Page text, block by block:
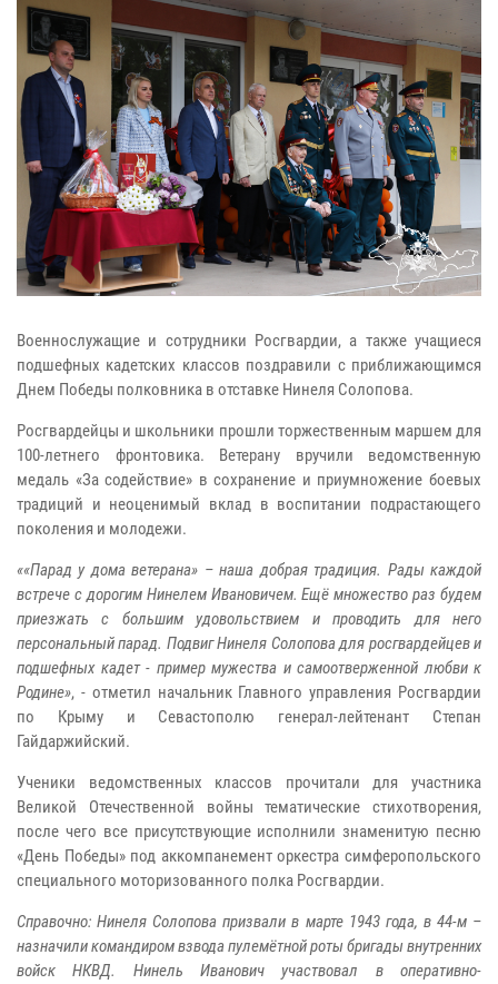
Военнослужащие и сотрудники Росгвардии, а также учащиеся
подшефных кадетских классов поздравили с приближающимся
Днем Победы полковника в отставке Нинеля Солопова.
Росгвардейцы и школьники прошли торжественным маршем для
100-летнего фронтовика. Ветерану вручили ведомственную
медаль «За содействие» в сохранение и приумножение боевых
традиций и неоценимый вклад в воспитании подрастающего
поколения и молодежи.
««Парад у дома ветерана» – наша добрая традиция. Рады каждой
встрече с дорогим Нинелем Ивановичем. Ещё множество раз будем
приезжать с большим удовольствием и проводить для него
персональный парад. Подвиг Нинеля Солопова для росгвардейцев и
подшефных кадет - пример мужества и самоотверженной любви к
Родине», - отметил начальник Главного управления Росгвардии
по Крыму и Севастополю генерал-лейтенант Степан
Гайдаржийский.
Ученики ведомственных классов прочитали для участника
Великой Отечественной войны тематические стихотворения,
после чего все присутствующие исполнили знаменитую песню
«День Победы» под аккомпанемент оркестра симферопольского
специального моторизованного полка Росгвардии.
Справочно: Нинеля Солопова призвали в марте 1943 года, в 44-м –
назначили командиром взвода пулемётной роты бригады внутренних
войск НКВД. Нинель Иванович участвовал в оперативно-